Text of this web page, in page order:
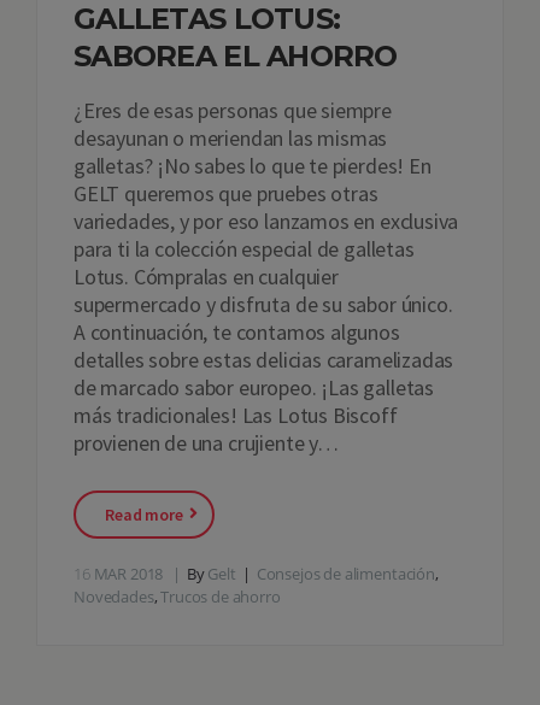
GALLETAS LOTUS:
SABOREA EL AHORRO
¿Eres de esas personas que siempre
desayunan o meriendan las mismas
galletas? ¡No sabes lo que te pierdes! En
GELT queremos que pruebes otras
variedades, y por eso lanzamos en exclusiva
para ti la colección especial de galletas
Lotus. Cómpralas en cualquier
supermercado y disfruta de su sabor único.
A continuación, te contamos algunos
detalles sobre estas delicias caramelizadas
de marcado sabor europeo. ¡Las galletas
más tradicionales! Las Lotus Biscoff
provienen de una crujiente y…
Read more
16 MAR 2018 ByGelt Consejos de alimentación,
Novedades,Trucos de ahorro